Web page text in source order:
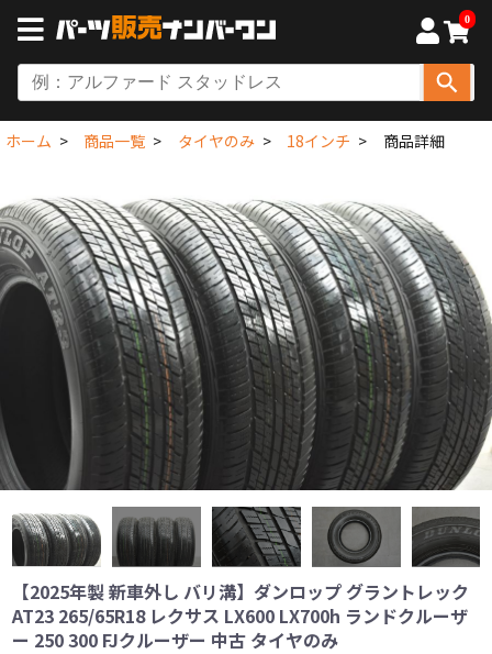
0
ホーム 商品一覧 タイヤのみ 18インチ 商品詳細
【2025年製 新車外し バリ溝】ダンロップ グラントレック
AT23 265/65R18 レクサス LX600 LX700h ランドクルーザ
ー 250 300 FJクルーザー 中古 タイヤのみ